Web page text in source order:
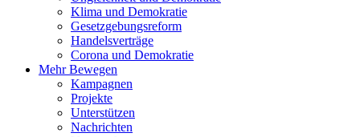
Klima und Demokratie
Gesetzgebungsreform
Handelsverträge
Corona und Demokratie
Mehr Bewegen
Kampagnen
Projekte
Unterstützen
Nachrichten